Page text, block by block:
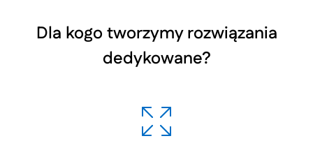
Dla kogo tworzymy rozwiązania
dedykowane?